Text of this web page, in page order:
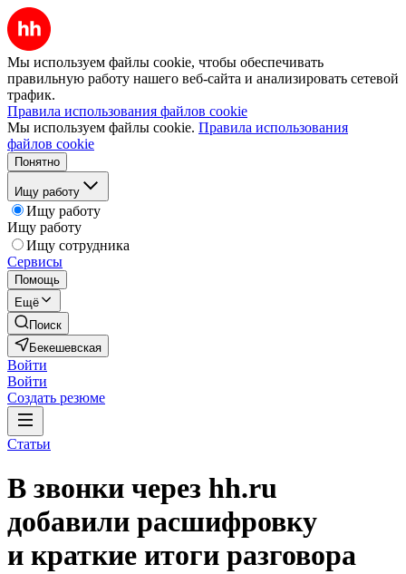
Мы используем файлы cookie, чтобы обеспечивать
правильную работу нашего веб-сайта и анализировать сетевой
трафик.
Правила использования файлов cookie
Мы используем файлы cookie. Правила использования
файлов cookie
Понятно
Ищу работу
Ищу работу
Ищу работу
Ищу сотрудника
Сервисы
Помощь
Ещё
Поиск
Бекешевская
Войти
Войти
Создать резюме
Статьи
В звонки через hh.ru
добавили расшифровку
и краткие итоги разговора